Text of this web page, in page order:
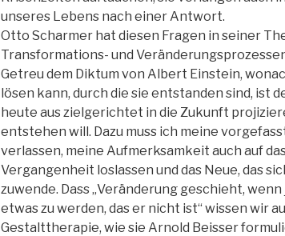
unseres Lebens nach einer Antwort.
Otto Scharmer hat diesen Fragen in seiner
Transformations- und
Getreu dem Diktum von Albert Einstein,
lösen kann, durch die sie entstanden sind, ist
heute aus zielgerichtet in die Zukunft
entstehen will. Dazu muss ich meine
verlassen, meine Aufmerksamkeit auch auf
Vergangenheit loslassen und das Neue, das
zuwende. Dass „Veränderung geschieht,
etwas zu werden, das er nicht ist“ wissen wir
Gestalttherapie, wie sie Arnold Beisser